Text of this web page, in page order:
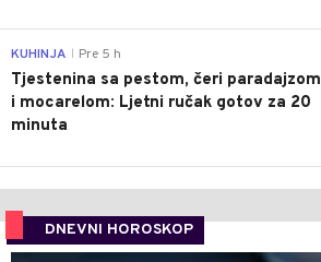
KUHINJA Pre 5 h
Tjestenina sa pestom, čeri paradajzom
i mocarelom: Ljetni ručak gotov za 20
minuta
DNEVNI HOROSKOP